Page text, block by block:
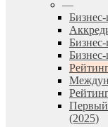
—
(2025)